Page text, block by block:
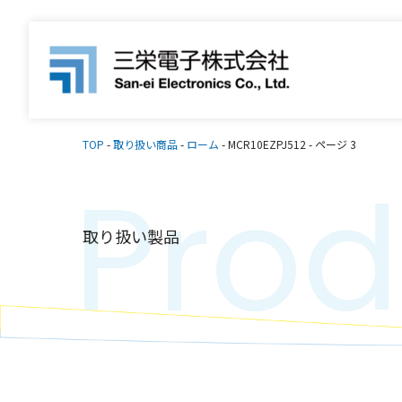
TOP -取り扱い商品- ローム -MCR10EZPJ512 - ページ 3
取り扱い製品